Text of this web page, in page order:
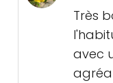
Très
avec